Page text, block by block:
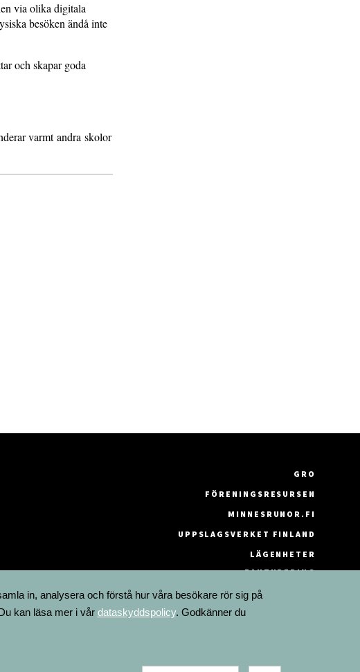
via olika digitala
besöken ändå inte
och skapar goda
varmt andra skolor
GRO
FÖRENINGSRESURSEN
MINNESRUNOR.FI
UPPSLAGSVERKET FINLAND
LÄGENHETER
FAKTURERING
in, analysera och förstå hur våra besökare rör sig på
kan läsa mer i vår dataskyddspolicy. Godkänner du